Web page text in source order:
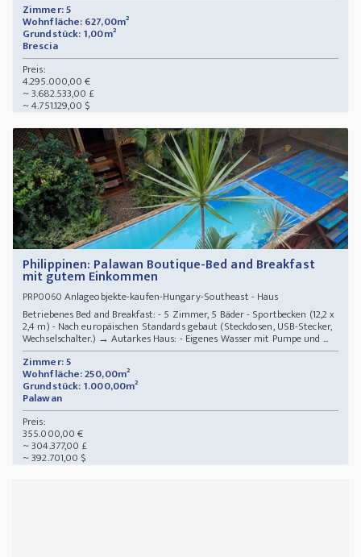
Zimmer: 5
Wohnfläche: 627,00m²
Grundstück: 1,00m²
Brescia
Preis:
4.295.000,00 €
~ 3.682.533,00 £
~ 4.751.129,00 $
Philippinen: Palawan Boutique-Bed and Breakfast
mit gutem Einkommen
PRP0060 Anlageobjekte-kaufen-Hungary-Southeast - Haus
Betriebenes Bed and Breakfast: - 5 Zimmer, 5 Bäder - Sportbecken (12,2 x
2,4 m) - Nach europäischen Standards gebaut (Steckdosen, USB-Stecker,
Wechselschalter.) → Autarkes Haus: - Eigenes Wasser mit Pumpe und ...
Zimmer: 5
Wohnfläche: 250,00m²
Grundstück: 1.000,00m²
Palawan
Preis:
355.000,00 €
~ 304.377,00 £
~ 392.701,00 $